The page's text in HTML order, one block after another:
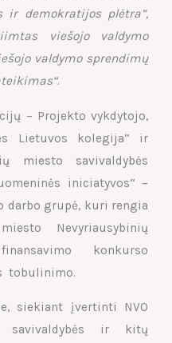
ir demokratijos plėtra”,
viešojo valdymo
valdymo sprendimų
.
– Projekto vykdytojo,
Lietuvos kolegija“ ir
miesto savivaldybės
iniciatyvos“ –
darbo grupė, kuri rengia
Nevyriausybinių
konkurso
tobulinimo.
siekiant įvertinti NVO
savivaldybės ir kitų